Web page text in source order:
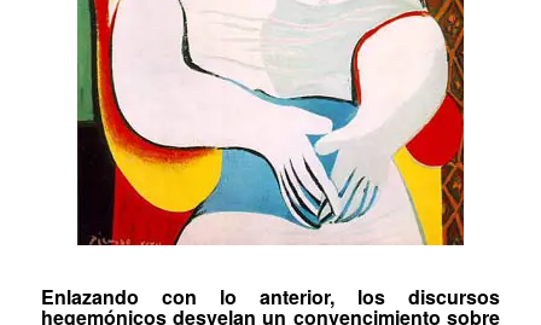
Enlazando con lo anterior, los discursos
hegemónicos desvelan un convencimiento sobre